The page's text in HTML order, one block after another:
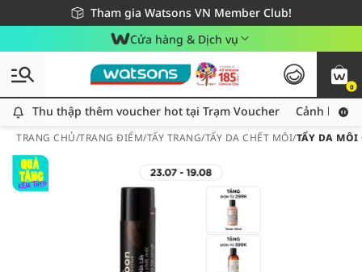
Tham gia Watsons VN Member Club!
Miễn phí giao hàng cho đơn hàng từ 249,000Đ
Giao hàng nhanh 24h - Áp dụng khu vực TP. Hồ Chí Minh
Cửa hàng & Dịch vụ
0
Thu thập thêm voucher hot tại Trạm Voucher
Thu thập thêm voucher hot tại Trạm Voucher Cảnh báo
TRANG CHỦ/TRANG ĐIỂM/TẨY TRANG/TẨY DA CHẾT MÔI/TẨY DA MÔI